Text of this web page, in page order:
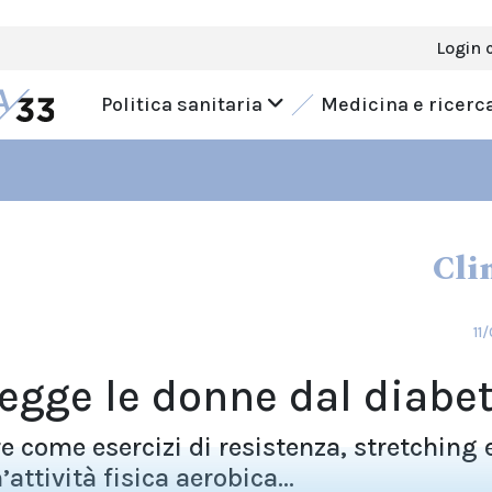
Login
Politica sanitaria Medicina e
le donne dal
come esercizi di resistenza, stretching
fisica aerobica...